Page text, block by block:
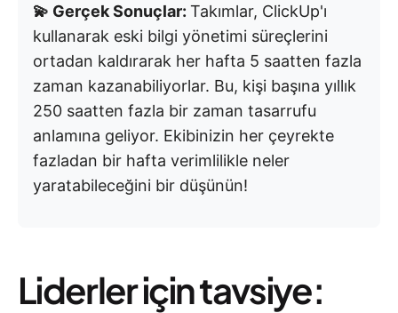
💫 Gerçek Sonuçlar: Takımlar, ClickUp'ı
kullanarak eski bilgi yönetimi süreçlerini
ortadan kaldırarak her hafta 5 saatten fazla
zaman kazanabiliyorlar. Bu, kişi başına yıllık
250 saatten fazla bir zaman tasarrufu
anlamına geliyor. Ekibinizin her çeyrekte
fazladan bir hafta verimlilikle neler
yaratabileceğini bir düşünün!
Liderler için tavsiye: